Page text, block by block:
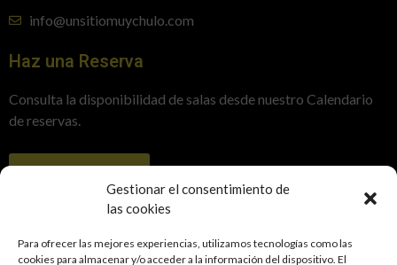
Gestionar el consentimiento de
las cookies
Para ofrecer las mejores experiencias, utilizamos tecnologías como las
cookies para almacenar y/o acceder a la información del dispositivo. El
info@unsitiomuychulo.com
Haz una Reserva
Consulta la disponibilidad de salas desde nuestro Calendario
de reservas.